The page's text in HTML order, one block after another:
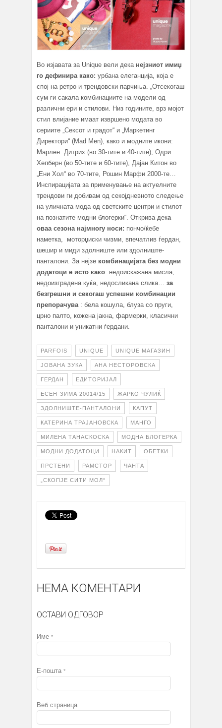
Во изјавата за Unique вели дека нејзниот имиџ
го дефинира како: урбана елеганција, која е
спој на ретро и трендовски парчиња. „Отсекогаш
сум ги сакала комбинациите на модели од
различни ери и стилови. Низ годините, врз мојот
стил влијание имаат извршено модата во
сериите „Сексот и градот“ и „Маркетинг
Директори“ (Mad Men), како и модните икони:
Марлен Дитрих (во 30-тите и 40-тите), Одри
Хепберн (во 50-тите и 60-тите), Дајан Китон во
„Ени Хол“ во 70-тите, Рошин Марфи 2000-те…
Инспирацијата за применување на актуелните
трендови ги добивам од секојдневното следење
на уличната мода од светските центри и стилот
на познатите модни блогерки“. Открива дека
оваа сезона најмногу носи: пончо/ќебе
наметка, моторџиски чизми, впечатлив ѓердан,
шешир и миди здолниште или здолниште-
панталони. За нејзе комбинацијата без модни
додатоци е исто како: недоискажана мисла,
недоизградена куќа, недосликана слика… за
безгрешни и секогаш успешни комбинации
препорачува: бела кошула, блуза со пруги,
црно палто, кожена јакна, фармерки, класични
панталони и уникатни ѓердани.
PARFOIS UNIQUE UNIQUE МАГАЗИН
ЈОВАНА ЗУКА АНА НЕСТОРОВСКА
ГЕРДАН ЕДИТОРИЈАЛ
ЕСЕН-ЗИМА 20014/15 ЖАРКО ЧУЛИЌ
ЗДОЛНИШТЕ-ПАНТАЛОНИ КАПУТ
КАТЕРИНА ТРАЈАНОВСКА МАНГО
МИЛЕНА ТАНАСКОСКА МОДНА БЛОГЕРКА
МОДНИ ДОДАТОЦИ НАКИТ ОБЕТКИ
ПРСТЕНИ РАМСТОР ЧАНТА
„СКОПЈЕ СИТИ МОЛ“
НЕМА КОМЕНТАРИ
ОСТАВИ ОДГОВОР
Име *
Е-пошта *
Веб страница